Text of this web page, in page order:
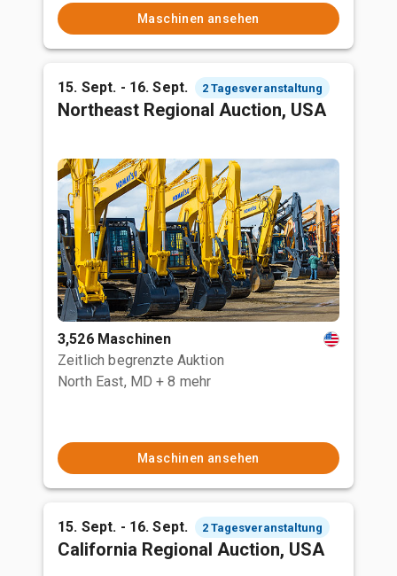
Maschinen ansehen
15. Sept. - 16. Sept. 2 Tagesveranstaltung
Northeast Regional Auction, USA
3,526 Maschinen
Zeitlich begrenzte Auktion
North East, MD + 8 mehr
Maschinen ansehen
15. Sept. - 16. Sept. 2 Tagesveranstaltung
California Regional Auction, USA